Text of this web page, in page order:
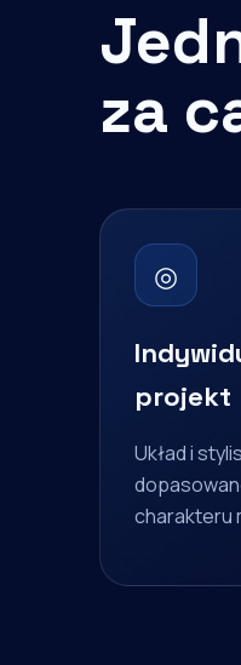
za
◎
projekt
Układ i
charakteru